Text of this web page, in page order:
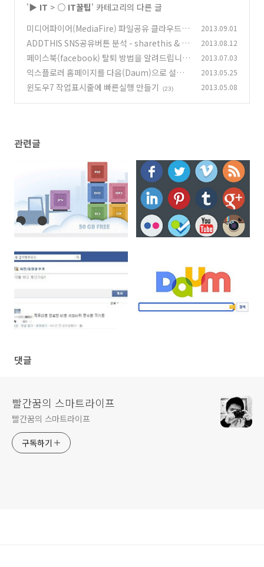
'▶ IT > ○ IT꿀팁' 카테고리의 다른 글
미디어파이어(MediaFire) 파일공유 클라우드의
최강자
(5)
2013.09.01
ADDTHIS SNS공유버튼 분석 - sharethis & a
ddthis (0)
2013.08.12
페이스북(facebook) 탈퇴 방법을 알려드립니다
(32)
2013.07.03
익스플로러 홈페이지를 다음(Daum)으로 설정
할 수 밖에 없는 2가지 이유 (7)
2013.05.25
윈도우7 작업표시줄에 빠른실행 만들기 (23) 2013.05.08
관련글
댓글
빨간꿈의 스마트라이프
빨간꿈의 스마트라이프
구독하기